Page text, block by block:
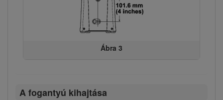
Ábra 3
A fogantyú kihajtása